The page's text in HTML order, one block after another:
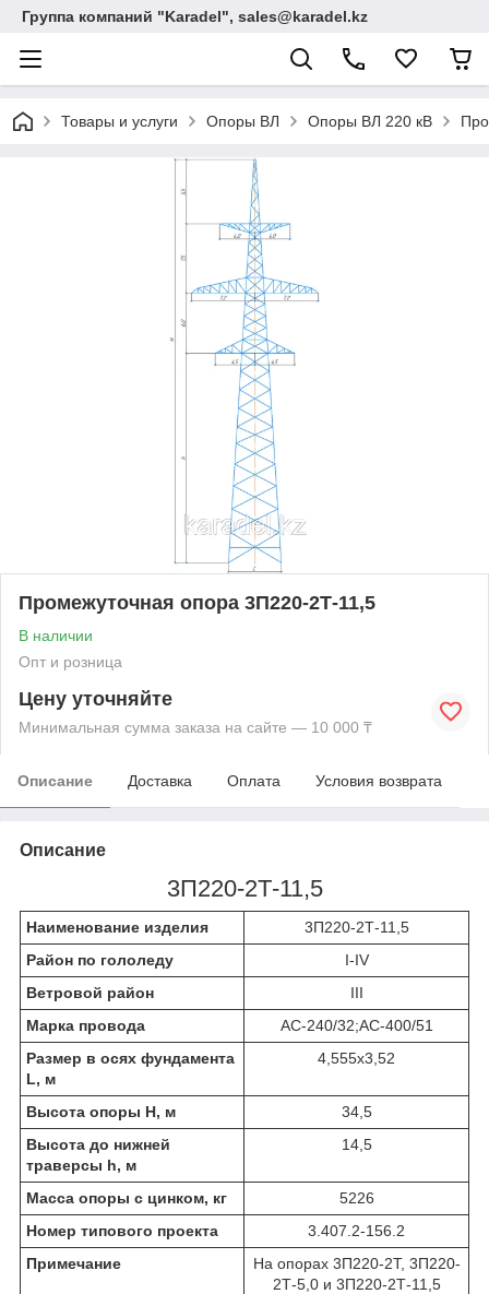
Группа компаний "Karadel", sales@karadel.kz
Товары и услуги Опоры ВЛ Опоры ВЛ 220 кВ
Промежуточная опора 3П220-2Т-11,5
В наличии
Опт и розница
Цену уточняйте
Минимальная сумма заказа на сайте — 10 000 ₸
Описание Доставка Оплата Условия возврата
Описание
3П220-2Т-11,5
Наименование изделия
3П220-2Т-11,5
Район по гололеду
I-IV
Ветровой район
III
Марка провода
АС-240/32;АС-400/51
Размер в осях фундамента
L, м
4,555х3,52
Высота опоры Н, м
34,5
Высота до нижней
траверсы h, м
14,5
Масса опоры с цинком, кг
5226
Номер типового проекта
3.407.2-156.2
Примечание
На опорах 3П220-2Т, 3П220-
2Т-5,0 и 3П220-2Т-11,5